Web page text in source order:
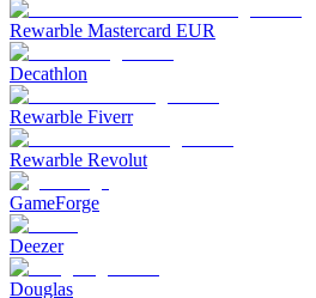
Rewarble Mastercard EUR
Decathlon
Rewarble Fiverr
Rewarble Revolut
GameForge
Deezer
Douglas